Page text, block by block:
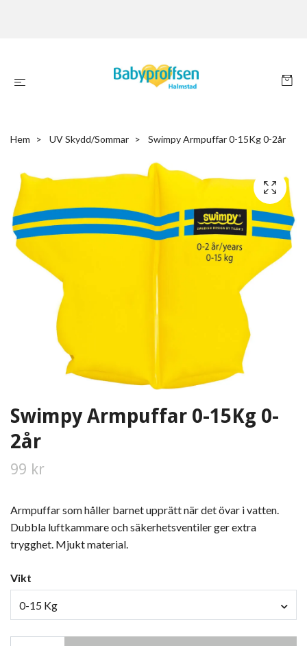
Hem UV Skydd/Sommar Swimpy Armpuffar 0-15Kg 0-2år
Swimpy Armpuffar 0-15Kg 0-
2år
99 kr
Armpuffar som håller barnet upprätt när det övar i vatten.
Dubbla luftkammare och säkerhetsventiler ger extra
trygghet. Mjukt material.
Vikt
0-15 Kg